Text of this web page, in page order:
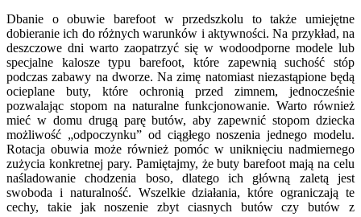
Dbanie o obuwie barefoot w przedszkolu to także umiejętne
dobieranie ich do różnych warunków i aktywności. Na przykład, na
deszczowe dni warto zaopatrzyć się w wodoodporne modele lub
specjalne kalosze typu barefoot, które zapewnią suchość stóp
podczas zabawy na dworze. Na zimę natomiast niezastąpione będą
ocieplane buty, które ochronią przed zimnem, jednocześnie
pozwalając stopom na naturalne funkcjonowanie. Warto również
mieć w domu drugą parę butów, aby zapewnić stopom dziecka
możliwość „odpoczynku” od ciągłego noszenia jednego modelu.
Rotacja obuwia może również pomóc w uniknięciu nadmiernego
zużycia konkretnej pary. Pamiętajmy, że buty barefoot mają na celu
naśladowanie chodzenia boso, dlatego ich główną zaletą jest
swoboda i naturalność. Wszelkie działania, które ograniczają te
cechy, takie jak noszenie zbyt ciasnych butów czy butów z